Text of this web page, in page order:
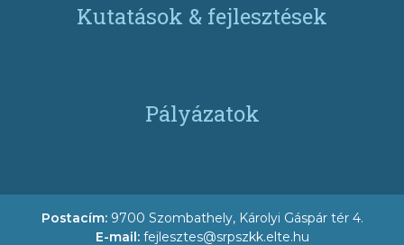
Kutatások & fejlesztések
Pályázatok
Postacím: 9700 Szombathely, Károlyi Gáspár tér 4.
E-mail: fejlesztes@srpszkk.elte.hu